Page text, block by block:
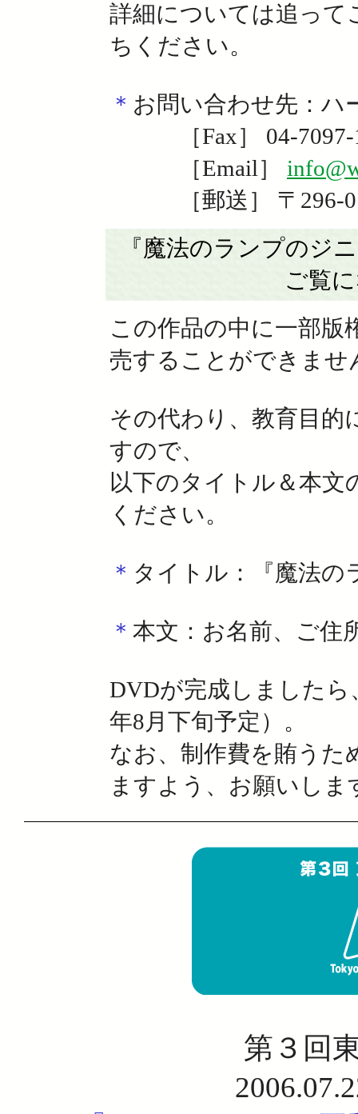
詳細については追って
ちください。
＊ お問い合わせ先：ハ
［Fax］ 04-7097-
［Email］
［郵送］ 〒296-
『魔法のランプのジ
ご覧
この作品の中に一部版
売することができませ
その代わり、教育目的
すので、
以下のタイトル＆本文
ください。
＊ タイトル：『魔法の
＊ 本文：お名前、ご住
DVDが完成しましたら
年8月下旬予定）。
なお、制作費を賄うた
ますよう、お願いしま
第３回